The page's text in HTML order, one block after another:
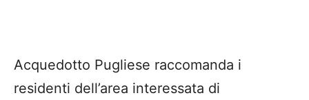
Acquedotto Pugliese raccomanda i
residenti dell’area interessata di